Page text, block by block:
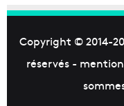
B
i
Copyright © 2014-
réservés -